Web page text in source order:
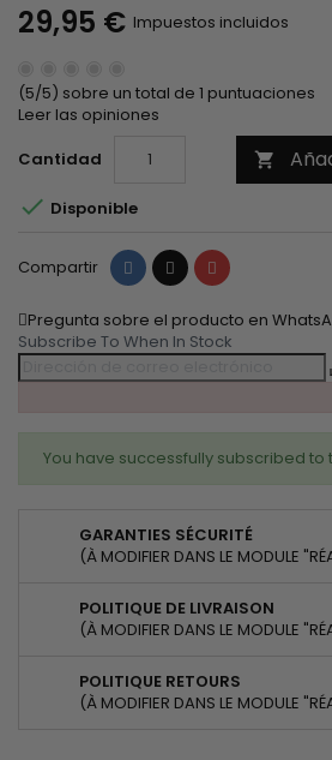
29,95 € Impuestos incluidos
(5/5) sobre un total de 1 puntuaciones
Leer las opiniones
Cantidad

 Disponible
Compartir Compartir
TuitearPinterest
Pregunta sobre el producto en
Subscribe To When In Stock
You have successfully subscribed to
GARANTIES SÉCURITÉ
(À MODIFIER DANS LE MODULE
POLITIQUE DE LIVRAISON
(À MODIFIER DANS LE MODULE
POLITIQUE RETOURS
(À MODIFIER DANS LE MODULE